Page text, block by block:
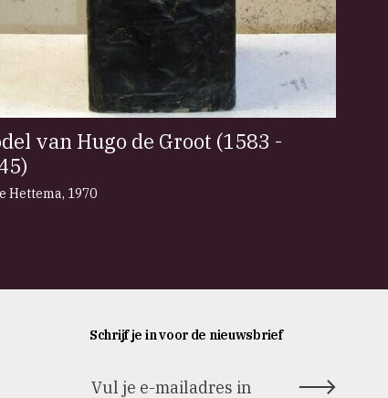
van Hugo de Groot (1583 -
Hettema, 1970
Schrijf je in voor de nieuwsbrief